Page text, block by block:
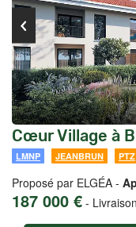
Cœur Village à
LMNP JEANBRUN PTZ
Proposé par ELGÉA -
187 000 € -